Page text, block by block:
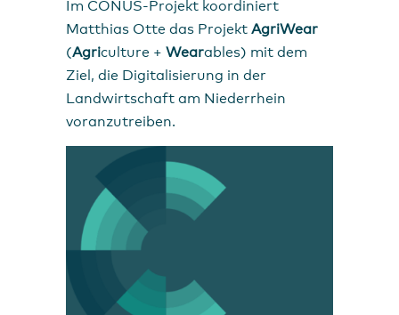
Matthias Otte das ProjektAgriWear
(Agriculture + Wearables) mit dem
Ziel, die Digitalisierung in der
Landwirtschaft am Niederrhein
voranzutreiben.